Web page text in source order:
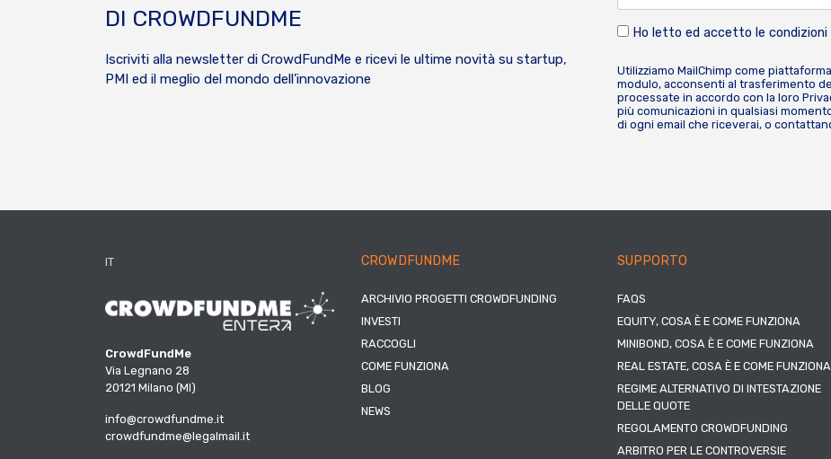
DI CROWDFUNDME
Iscriviti alla newsletter di CrowdFundMe e ricevi le ultime novità su startup,
PMI ed il meglio del mondo dell’innovazione
Ho letto ed accetto le condizioni
Utilizziamo MailChimp come
modulo, acconsenti al trasferimento
processate in accordo con la loro
più comunicazioni in qualsiasi
di ogni email che riceverai, o
IT
CrowdFundMe
Via Legnano 28
20121 Milano (MI)
info@crowdfundme.it
crowdfundme@legalmail.it
CROWDFUNDME
ARCHIVIO PROGETTI CROWDFUNDING
INVESTI
RACCOGLI
COME FUNZIONA
BLOG
NEWS
SUPPORTO
FAQS
EQUITY, COSA È E COME FUNZIONA
MINIBOND, COSA È E COME FUNZIONA
REAL ESTATE, COSA È E COME FUNZIONA
REGIME ALTERNATIVO DI INTESTAZIONE
DELLE QUOTE
REGOLAMENTO CROWDFUNDING
ARBITRO PER LE CONTROVERSIE